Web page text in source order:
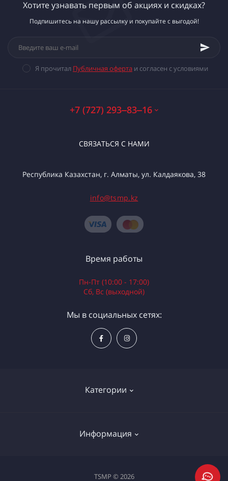
Хотите узнавать первым об акциях и скидках?
Подпишитесь на нашу рассылку и покупайте с выгодой!
Я прочитал Публичная оферта и согласен с условиями
+7 (727) 293‒83‒16
СВЯЗАТЬСЯ С НАМИ
Республика Казахстан, г. Алматы, ул. Калдаякова, 38
info@tsmp.kz
Категории
Электроинструменты
Информация
Доставка и оплата
Время работы
Пн-Пт (10:00 - 17:00)
Сб, Вс (выходной)
Мы в социальных сетях:
TSMP © 2026